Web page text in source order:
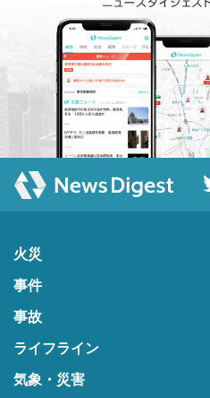
火災
事件
事故
ライフライン
気象・災害